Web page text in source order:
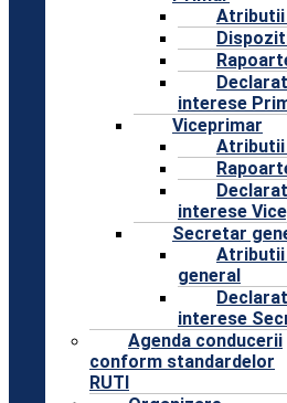
Atributii
interese
Viceprimar
Atributii
interese
Secretar
general
interese
Agenda conducerii
conform standardelor
RUTI